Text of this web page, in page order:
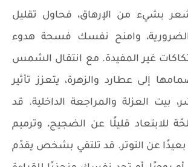
بشيء من الإرهاق، فحاول تقليل
الضرورية، وامنح نفسك فسحة هدوء
غير المفيدة. مع انتقال الشمس
إلى عطارد والزهرة، يتعزز تأثير
بيت العزلة والمراجعة الداخلية. قد
للابتعاد قليلًا عن الضجيج، وترميم
عن التوتر. قد تلتقي بشخص يقدّم